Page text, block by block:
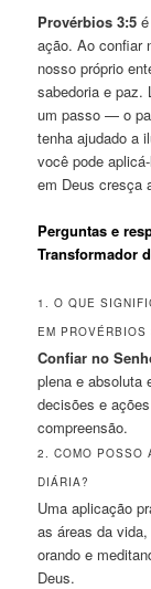
Provérbios 3:5
ação. Ao confiar
nosso próprio
sabedoria e paz.
um passo — o
tenha ajudado a
você pode
em Deus cresça
Perguntas e
Transformador
1. O QUE
EM PROVÉRBIOS
Confiar no
plena e absoluta
decisões e
compreensão.
2. COMO POSSO
DIÁRIA?
Uma aplicação
as áreas da
orando e
Deus.